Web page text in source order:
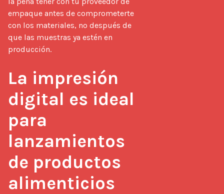
empaque antes de comprometerte
con los materiales, no después de
que las muestras ya estén en
producción.
La impresión
digital es ideal
para
lanzamientos
de productos
alimenticios